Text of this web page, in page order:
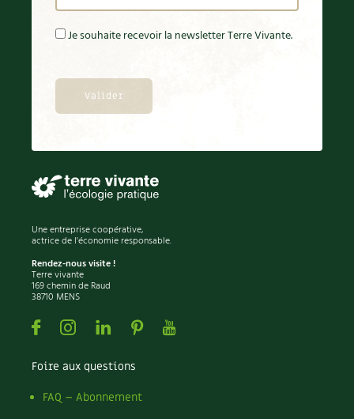
Je souhaite recevoir la newsletter Terre Vivante.
Une entreprise coopérative,
actrice de l'économie responsable.
Rendez-nous visite !
Terre vivante
169 chemin de Raud
38710 MENS
FacebookInstagramLinkedin
PinterestYoutube
Foire aux questions
FAQ – Abonnement